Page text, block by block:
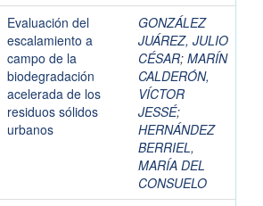
Evaluación del
escalamiento a
campo de la
biodegradación
acelerada de los
residuos sólidos
urbanos
GONZÁLEZ
JUÁREZ, JULIO
CÉSAR; MARÍN
CALDERÓN,
VÍCTOR
JESSÉ;
HERNÁNDEZ
BERRIEL,
MARÍA DEL
CONSUELO